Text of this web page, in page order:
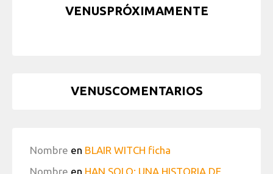
VENUSPRÓXIMAMENTE
VENUSCOMENTARIOS
Nombre en BLAIR WITCH ficha
Nombre en HAN SOLO: UNA HISTORIA DE